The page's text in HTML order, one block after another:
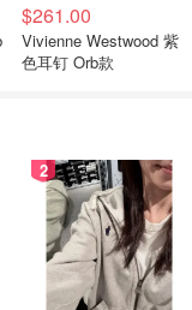
$261.00
Vivienne Westwood 紫
色耳钉 Orb款
2